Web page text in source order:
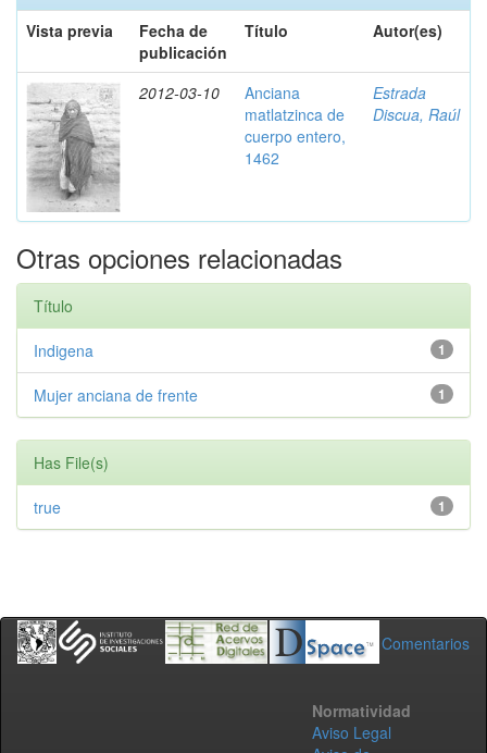
Vista previa
Fecha de
publicación
Título Autor(es)
2012-03-10
Anciana
matlatzinca de
cuerpo entero,
1462
Estrada
Discua, Raúl
Otras opciones relacionadas
Título
1
Indigena
1
Mujer anciana de frente
Has File(s)
1
true
Comentarios
Normatividad
Aviso Legal